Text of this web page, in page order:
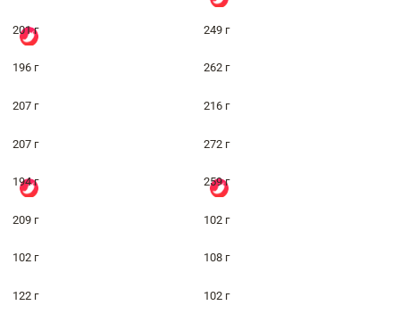
201 г 249 г
196 г 262 г
207 г 216 г
207 г 272 г
194 г 259 г
209 г 102 г
102 г 108 г
122 г 102 г